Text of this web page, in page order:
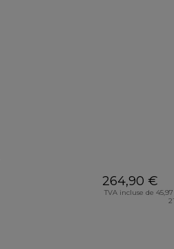
264,90 €
TVA incluse de